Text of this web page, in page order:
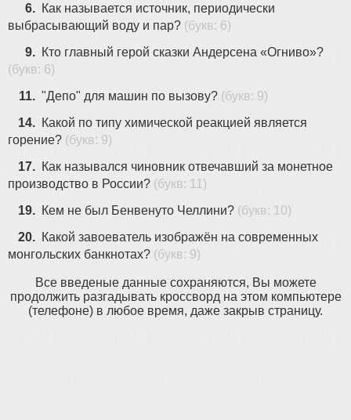
6. Как называется источник, периодически
выбрасывающий воду и пар? (букв: 6)
9. Кто главный герой сказки Андерсена «Огниво»?
(букв: 6)
11. "Депо" для машин по вызову? (букв: 9)
14. Какой по типу химической реакцией является
горение? (букв: 9)
17. Как назывался чиновник отвечавший за монетное
производство в России? (букв: 11)
19. Кем не был Бенвенуто Челлини? (букв: 10)
20. Какой завоеватель изображён на современных
монгольских банкнотах? (букв: 9)
Все введеные данные сохраняются, Вы можете
продолжить разгадывать кроссворд на этом компьютере
(телефоне) в любое время, даже закрыв страницу.